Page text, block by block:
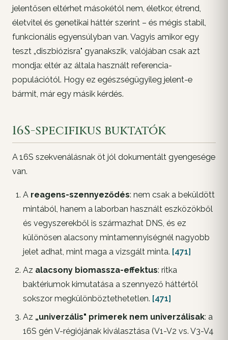
jelentősen eltérhet másokétól nem, életkor, étrend,
életvitel és genetikai háttér szerint – és mégis stabil,
funkcionális egyensúlyban van. Vagyis amikor egy
teszt „diszbiózisra" gyanakszik, valójában csak azt
mondja: eltér az általa használt referencia-
populációtól. Hogy ez egészségügyileg jelent-e
bármit, már egy másik kérdés.
16S-specifikus buktatók
A 16S szekvenálásnak öt jól dokumentált gyengesége
van.
A reagens-szennyeződés: nem csak a beküldött
mintából, hanem a laborban használt eszközökből
és vegyszerekből is származhat DNS, és ez
különösen alacsony mintamennyiségnél nagyobb
jelet adhat, mint maga a vizsgált minta. [471]
Az alacsony biomassza-effektus: ritka
baktériumok kimutatása a szennyező háttértől
sokszor megkülönböztethetetlen. [471]
Az „univerzális" primerek nem univerzálisak: a
16S gén V-régiójának kiválasztása (V1-V2 vs. V3-V4